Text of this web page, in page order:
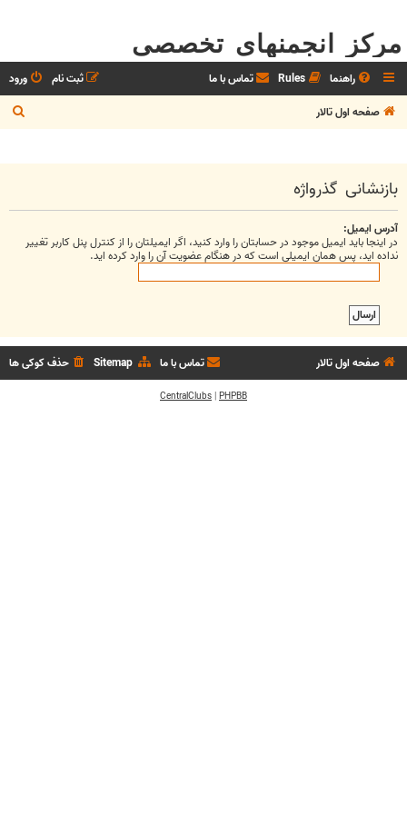
مرکز انجمنهای تخصصی
راهنما Rules تماس با ما ورود
ثبت نام
صفحه اول تالار
س
و
بازنشانی گذرواژه
آدرس ایمیل:
در اینجا باید ایمیل موجود در حسابتان را وارد کنید، اگر ایمیلتان را از کنترل پنل کاربر تغییر
نداده اید، پس همان ایمیلی است که در هنگام عضویت آن را وارد کرده اید.
صفحه اول تالار حذف کوکی ها Sitemap تماس با ما
PHPBB
|
CentralClubs